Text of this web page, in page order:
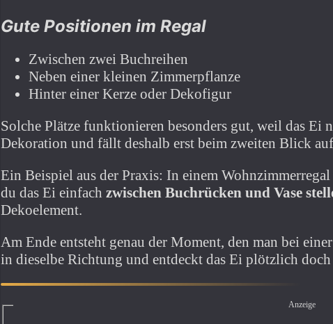
Gute Positionen im Regal
Zwischen zwei Buchreihen
Neben einer kleinen Zimmerpflanze
Hinter einer Kerze oder Dekofigur
Solche Plätze funktionieren besonders gut, weil das
Dekoration und fällt deshalb erst beim zweiten Blick
Ein Beispiel aus der Praxis: In einem
du das Ei einfachzwischen Buchrücken und Vase
Dekoelement.
Am Ende entsteht genau der Moment, den man bei
in dieselbe Richtung und entdeckt das Ei plötzlich
Anzeige